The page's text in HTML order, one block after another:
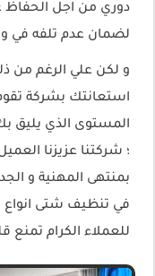
دوري من اجل الحفاظ
لضمان عدم تلفه في
و لكن علي الرغم من
استعانتك بشركة
المستوى الذي يليق
؛ شركتنا عزيزنا
بمنتهى المهنية و
في تنظيف شتى انواع
للعملاء الكرام تمنع